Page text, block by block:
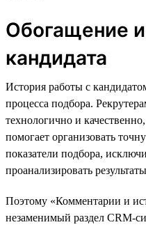
Обогащение
кандидата
История работы с
процесса подбора.
технологично и
помогает организовать
показатели подбора,
проанализировать
Поэтому «Комментарии и
незаменимый раздел CRM-